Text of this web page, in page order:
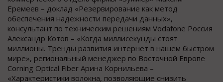
Еремеев – доклад «Резервирование как метод
обеспечения надежности передачи данных»,
консультант по техническим решениям Vodafone Россия
Александр Котов – «Когда миллисекунды стоят
миллионы. Тренды развития интернет в нашем быстром
мире», региональный менеджер по Восточной Европе
Corning Optical Fiber Арина Корнильева –
«Характеристики волокна, позволяющие снизить